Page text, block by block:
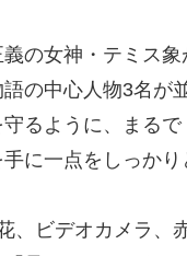
の女神・テミス
の中心人物3名が
るように、まる
に一点をしっかり
、ビデオカメラ、